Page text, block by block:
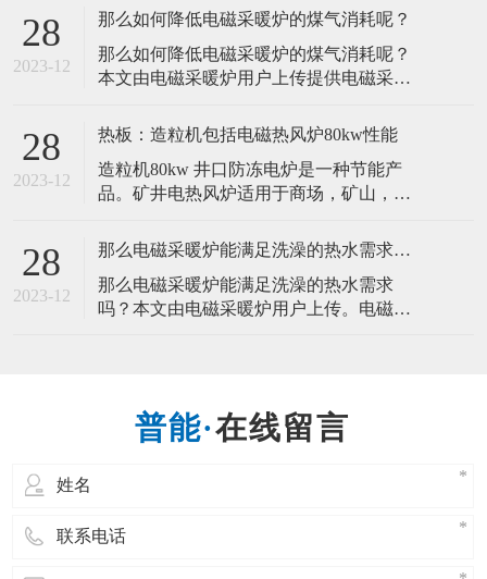
以达到取暖目的热
本发展要求，包括学生良好的材料信息处
理（进料，输送，流化，松驰，传热，排
出等），并满足企业处理问题能力，脱
水，产品服务质量等基本设计要
速度相对而言，
28
2023-12
那么如何降低电磁采暖炉的煤气消耗呢？
那么如何降低电磁采暖炉的煤气消耗呢？
本文由电磁采暖炉用户上传提供电磁采暖
求，给家庭带来了发展极大的好处。电磁
锅炉在技术上采用电磁感应制热，节省能
源、升温速度快、热效率高。电磁采暖炉
核心是采用电磁原理，利用磁力线切割金
热量散发系统
28
2023-12
热板：造粒机包括电磁热风炉80kw性能
造粒机80kw 井口防冻电炉是一种节能产
品。矿井电热风炉适用于商场，矿山，井
DRF系列电加热热风炉是以空气为热载
体，采用电加热装置，为各种干燥设备及
暖通行业提供高温洁净的热风，是一种高
效节能的供热设备。电磁热风炉工作原理
28
2023-12
那么电磁采暖炉能满足洗澡的热水需求吗？
那么电磁采暖炉能满足洗澡的热水需求
吗？本文由电磁采暖炉用户上传。电磁采
术上采用电磁感应制热，节省能源、升温
在线留言